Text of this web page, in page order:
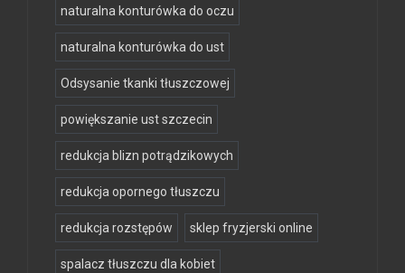
naturalna konturówka do oczu
naturalna konturówka do ust
Odsysanie tkanki tłuszczowej
powiększanie ust szczecin
redukcja blizn potrądzikowych
redukcja opornego tłuszczu
redukcja rozstępów sklep fryzjerski online
spalacz tłuszczu dla kobiet